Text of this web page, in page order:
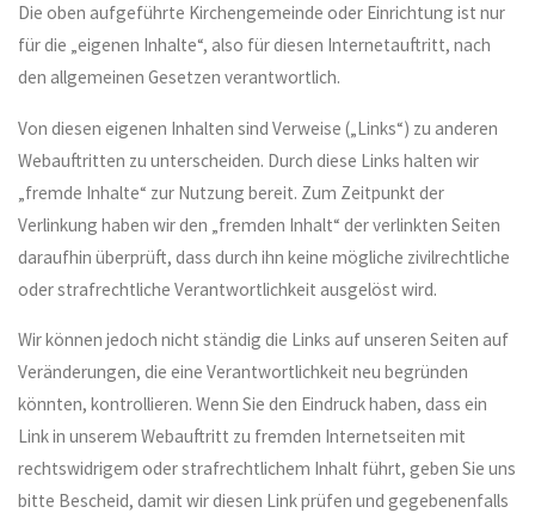
Die oben aufgeführte Kirchengemeinde oder Einrichtung ist nur
für die „eigenen Inhalte“, also für diesen Internetauftritt, nach
den allgemeinen Gesetzen verantwortlich.
Von diesen eigenen Inhalten sind Verweise („Links“) zu anderen
Webauftritten zu unterscheiden. Durch diese Links halten wir
„fremde Inhalte“ zur Nutzung bereit. Zum Zeitpunkt der
Verlinkung haben wir den „fremden Inhalt“ der verlinkten Seiten
daraufhin überprüft, dass durch ihn keine mögliche zivilrechtliche
oder strafrechtliche Verantwortlichkeit ausgelöst wird.
Wir können jedoch nicht ständig die Links auf unseren Seiten auf
Veränderungen, die eine Verantwortlichkeit neu begründen
könnten, kontrollieren. Wenn Sie den Eindruck haben, dass ein
Link in unserem Webauftritt zu fremden Internetseiten mit
rechtswidrigem oder strafrechtlichem Inhalt führt, geben Sie uns
bitte Bescheid, damit wir diesen Link prüfen und gegebenenfalls